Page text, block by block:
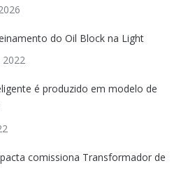
do Oil Block na Light
é produzido em modelo de
comissiona Transformador de